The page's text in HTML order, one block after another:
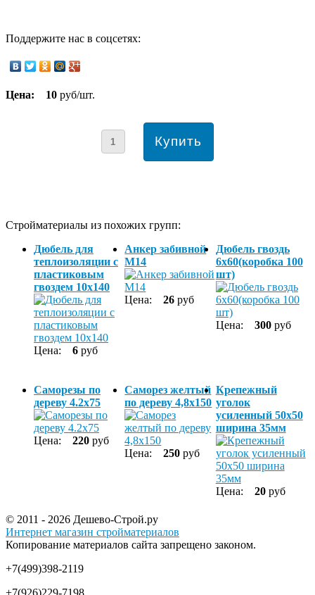
Поддержите нас в соцсетях:
Цена: 10 руб/шт.
Стройматериалы из похожих групп:
Дюбель для
теплоизоляции с
пластиковым
гвоздем 10х140
Цена: 6 руб
Анкер забивной
М14
Цена: 26 руб
Дюбель гвоздь
6х60(коробка 100
шт)
Цена: 300руб
Саморезы по
дереву 4.2х75
Цена: 220 руб
Саморез желтый
по дереву 4,8x150
Цена: 250 руб
Крепежный
уголок
усиленный 50х50
ширина 35мм
Цена: 20руб
© 2011 - 2026 Дешево-Строй.ру
Интернет магазин стройматериалов
Копирование материалов сайта запрещено законом.
+7(499)398-2119
+7(926)229-7198